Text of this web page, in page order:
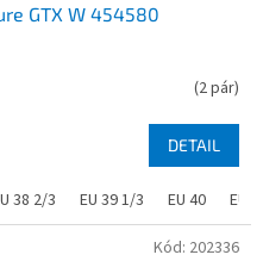
GTX W 454580
(2 pár)
DETAIL
38 2/3 EU 39 1/3 EU 40 EU
Kód: 202336